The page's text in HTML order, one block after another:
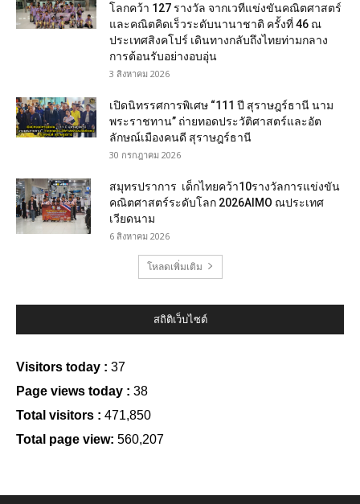
โลกคว้า 127 รางวัล จากเวทีแข่งขันคณิตศาสตร์
และคณิตคิดเร็วระดับนานาชาติ ครั้งที่ 46 ณ
ประเทศสิงคโปร์ เดินทางกลับถึงไทยท่ามกลาง
การต้อนรับอย่างอบอุ่น
3 สิงหาคม 2026
เปิดนิทรรศการพิเศษ “111 ปี สุราษฎร์ธานี นาม
พระราชทาน” ถ่ายทอดประวัติศาสตร์และอัต
ลักษณ์เมืองคนดี สุราษฎร์ธานี
30 กรกฎาคม 2026
สมุทรปราการ เด็กไทยคว้า10รางวัลการแข่งขัน
คณิตศาสตร์ระดับโลก 2026AIMO ณประเทศ
เวียดนาม
6 สิงหาคม 2026
โหลดเพิ่มเติม
สถิติเว็บไซต์
Visitors today : 37
Page views today : 38
Total visitors : 471,850
Total page view: 560,207